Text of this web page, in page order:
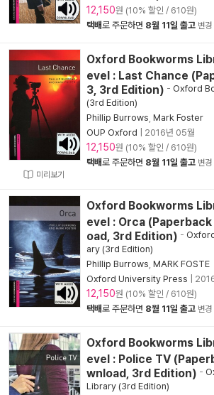
12,150원 (10% 할인 / 610원)
택배로 주문하면 8월 11일 출고 변경
미리보기
Oxford Bookworms
evel : Last Chance
3, 3rd Edition) - Oxford
(3rd Edition)
Phillip Burrows Mark Foster
OUP Oxford
2016년 05월
12,150원 (10% 할인 / 610원)
택배로 주문하면 8월 11일 출고 변경
Oxford Bookworms
evel : Orca
oad, 3rd Edition) -
ary (3rd Edition)
Phillip Burrows MARK FOSTE
Oxford University Press
12,150원 (10% 할인 / 610원)
택배로 주문하면 8월 11일 출고 변경
Oxford Bookworms
evel : Police TV
wnload, 3rd Edition) -
Library (3rd Edition)